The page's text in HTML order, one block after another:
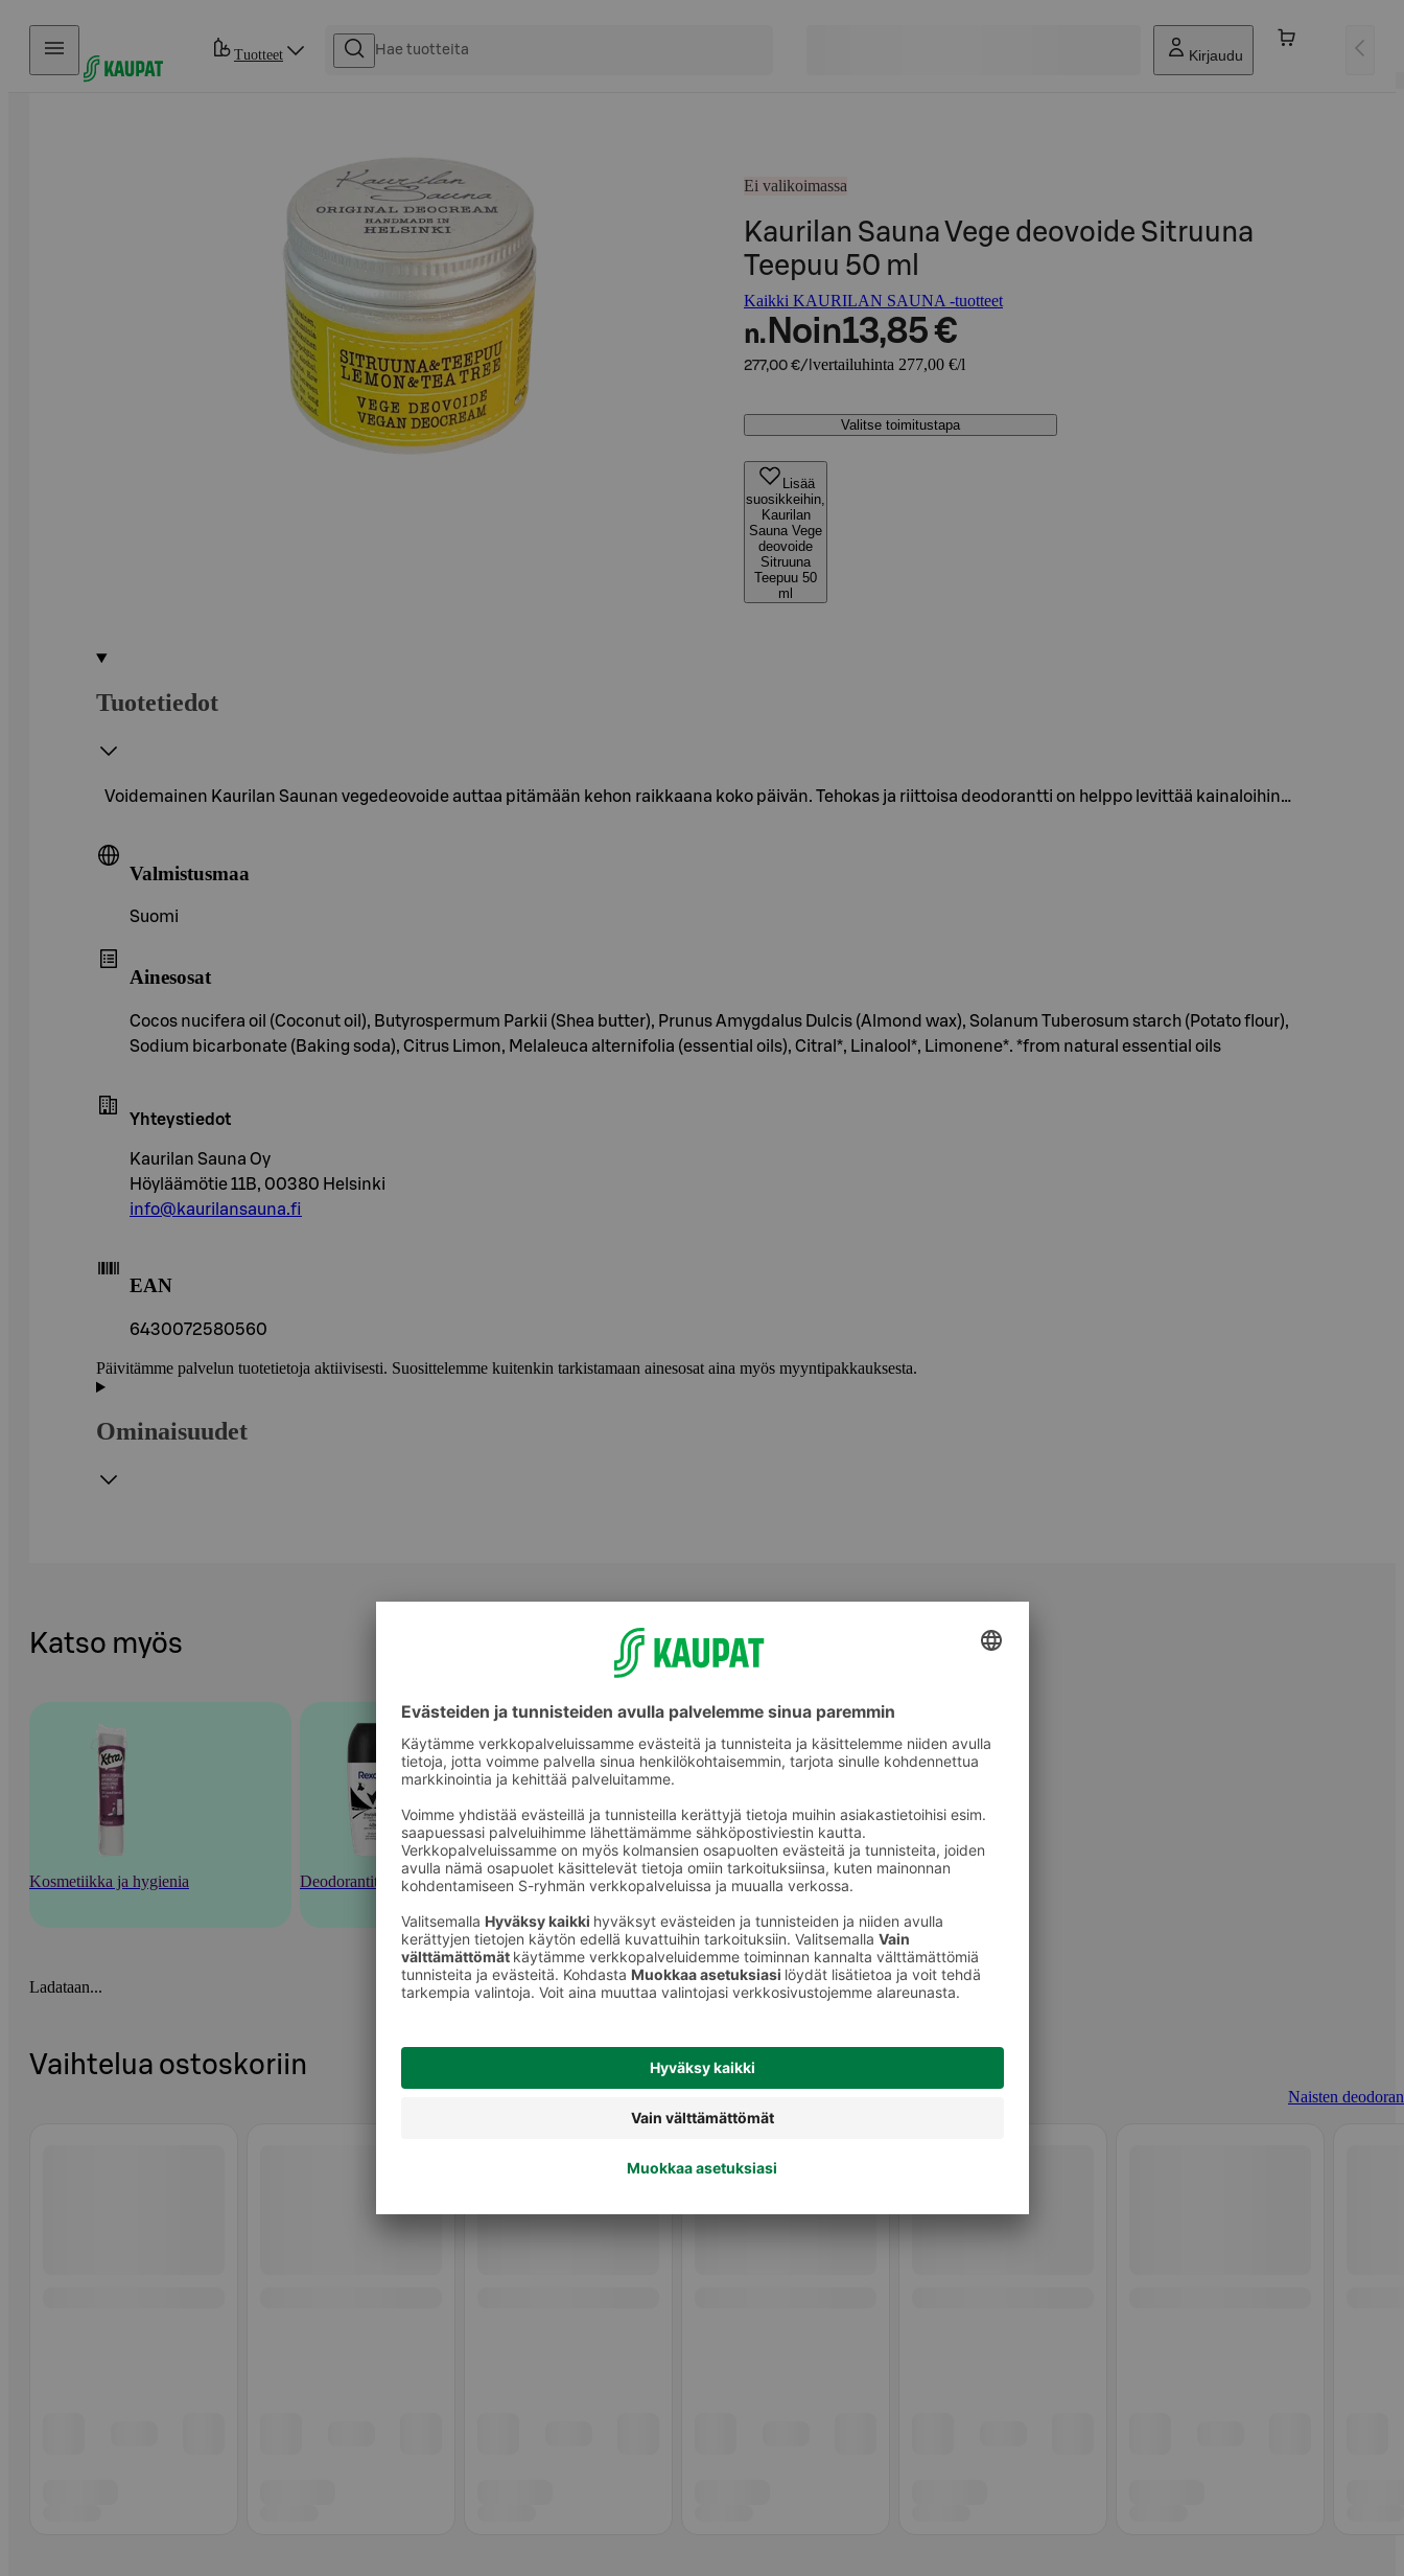
Hyppää sisältöön
Tuotteet Kirjaudu
Ei valikoimassa
Kaurilan Sauna Vege deovoide Sitruuna
Teepuu 50 ml
Kaikki KAURILAN SAUNA -tuotteet
n. Noin13,85 €
277,00 €/l vertailuhinta 277,00 €/l
Valitse toimitustapa
Lisää
suosikkeihin,
Kaurilan
Sauna Vege
deovoide
Sitruuna
Teepuu 50
ml
Tuotetiedot
Voidemainen Kaurilan Saunan vegedeovoide auttaa pitämään kehon raikkaana koko päivän. Tehokas ja riittoisa deodorantti on helppo levittää kainaloihin…
Valmistusmaa
Suomi
Ainesosat
Cocos nucifera oil (Coconut oil), Butyrospermum Parkii (Shea butter), Prunus Amygdalus Dulcis (Almond wax), Solanum Tuberosum starch (Potato flour),
Sodium bicarbonate (Baking soda), Citrus Limon, Melaleuca alternifolia (essential oils), Citral*, Linalool*, Limonene*. *from natural essential oils
Yhteystiedot
Kaurilan Sauna Oy
Höyläämötie 11B, 00380 Helsinki
info@kaurilansauna.fi
EAN
6430072580560
Päivitämme palvelun tuotetietoja aktiivisesti. Suosittelemme kuitenkin tarkistamaan ainesosat aina myös myyntipakkauksesta.
Ominaisuudet
Katso myös
Kosmetiikka ja hygienia Deodorantit ja tuoksut Naisten deodorantit
Ladataan...
Vaihtelua ostoskoriin
Naisten